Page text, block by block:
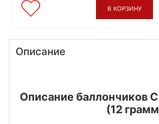
В КОРЗИНУ
Описание
Описание баллончиков
(12